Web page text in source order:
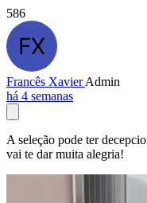
586
Francês XavierAdmin
há 4 semanas
A seleção pode ter
vai te dar muita alegria!